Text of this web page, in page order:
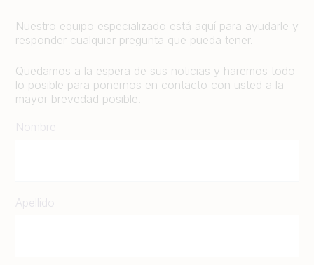
Nuestro equipo especializado está aquí para ayudarle y
responder cualquier pregunta que pueda tener.
Quedamos a la espera de sus noticias y haremos todo
lo posible para ponernos en contacto con usted a la
mayor brevedad posible.
Nombre
Apellido